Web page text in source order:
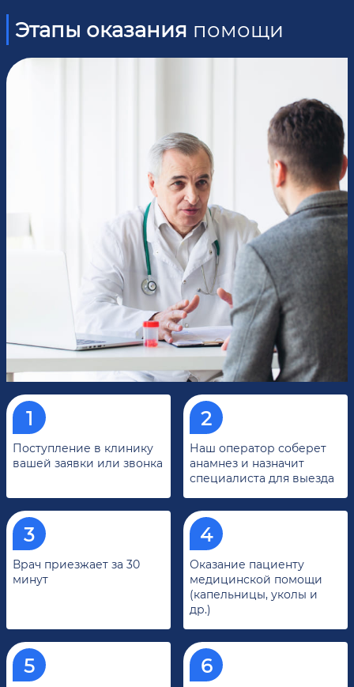
Этапы оказания помощи
Поступление в клинику
вашей заявки или звонка
Наш оператор соберет
анамнез и назначит
специалиста для выезда
Врач приезжает за 30
минут
Оказание пациенту
медицинской помощи
(капельницы, уколы и
др.)